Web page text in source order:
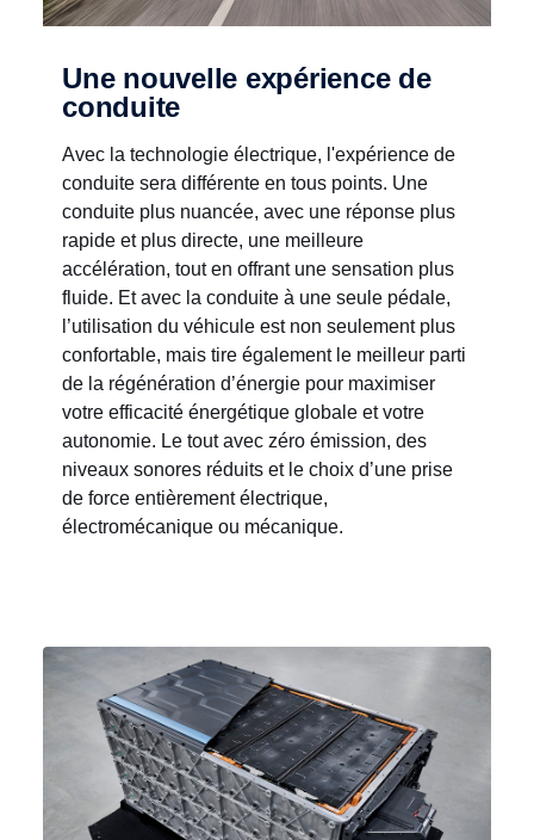
Une nouvelle expérience de
conduite
Avec la technologie électrique, l'expérience de
conduite sera différente en tous points. Une
conduite plus nuancée, avec une réponse plus
rapide et plus directe, une meilleure
accélération, tout en offrant une sensation plus
fluide. Et avec la conduite à une seule pédale,
l’utilisation du véhicule est non seulement plus
confortable, mais tire également le meilleur parti
de la régénération d’énergie pour maximiser
votre efficacité énergétique globale et votre
autonomie. Le tout avec zéro émission, des
niveaux sonores réduits et le choix d’une prise
de force entièrement électrique,
électromécanique ou mécanique.